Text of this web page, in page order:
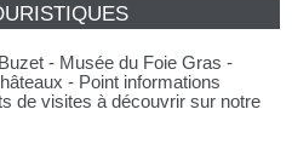
- Musée du Foie Gras -
- Point informations
de visites à découvrir sur notre